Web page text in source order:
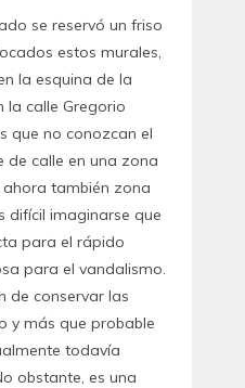
se reservó un friso
estos murales,
la esquina de la
la calle Gregorio
que no conozcan el
de calle en una zona
también zona
difícil imaginarse que
para el rápido
para el vandalismo.
de conservar las
y más que probable
todavía
obstante, es una